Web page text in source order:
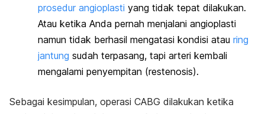
prosedur angioplasti yang tidak tepat dilakukan.
Atau ketika Anda pernah menjalani angioplasti
namun tidak berhasil mengatasi kondisi atau ring
jantung sudah terpasang, tapi arteri kembali
mengalami penyempitan (restenosis).
Sebagai kesimpulan, operasi CABG dilakukan ketika